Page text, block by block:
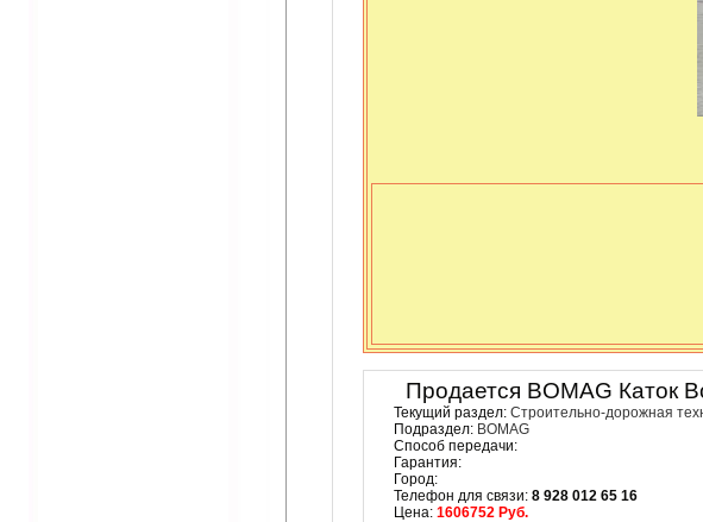
Продается BOMAG Каток
Текущий раздел: Строительно-дорожная
Подраздел: BOMAG
Способ передачи:
Гарантия:
Город:
Телефон для связи: 8 928 012 65 16
Цена: 1606752 Руб.